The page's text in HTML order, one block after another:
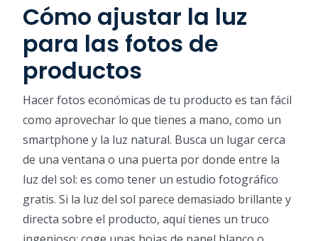
Cómo ajustar la luz
para las fotos de
productos
Hacer fotos económicas de tu producto es tan fácil
como aprovechar lo que tienes a mano, como un
smartphone y la luz natural. Busca un lugar cerca
de una ventana o una puerta por donde entre la
luz del sol: es como tener un estudio fotográfico
gratis. Si la luz del sol parece demasiado brillante y
directa sobre el producto, aquí tienes un truco